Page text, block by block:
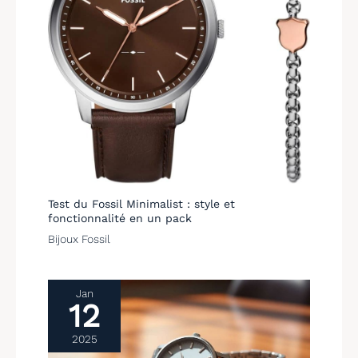
équipe du service client
est à votre disposition
pour vous fournir une
assistance
professionnelle.
Test du Fossil Minimalist : style et
fonctionnalité en un pack
Bijoux Fossil
Jan
12
2025